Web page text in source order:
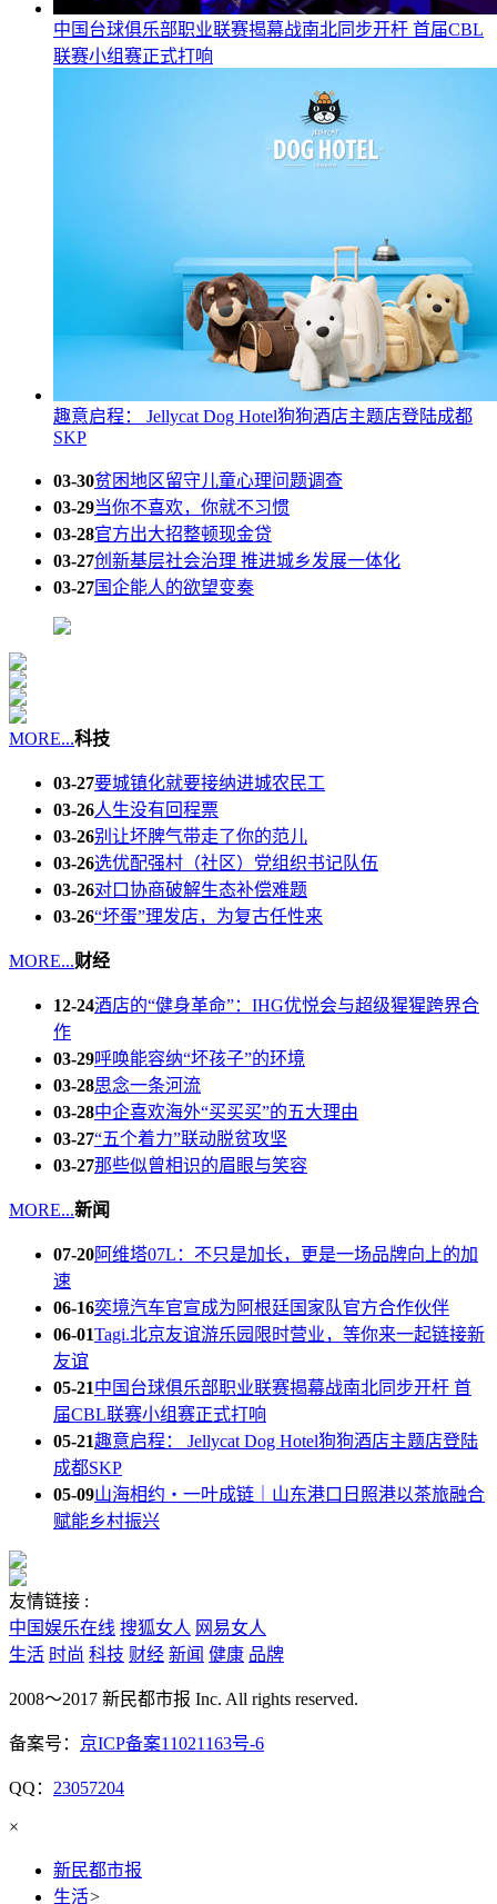
中国台球俱乐部职业联赛揭幕战南北同步开杆 首届CBL
联赛小组赛正式打响
趣意启程： Jellycat Dog Hotel狗狗酒店主题店登陆成都
SKP
03-30贫困地区留守儿童心理问题调查
03-29当你不喜欢，你就不习惯
03-28官方出大招整顿现金贷
03-27创新基层社会治理 推进城乡发展一体化
03-27国企能人的欲望变奏
MORE...科技
03-27要城镇化就要接纳进城农民工
03-26人生没有回程票
03-26别让坏脾气带走了你的范儿
03-26选优配强村（社区）党组织书记队伍
03-26对口协商破解生态补偿难题
03-26“坏蛋”理发店，为复古任性来
MORE...财经
12-24酒店的“健身革命”：IHG优悦会与超级猩猩跨界合
作
03-29呼唤能容纳“坏孩子”的环境
03-28思念一条河流
03-28中企喜欢海外“买买买”的五大理由
03-27“五个着力”联动脱贫攻坚
03-27那些似曾相识的眉眼与笑容
MORE...新闻
07-20阿维塔07L：不只是加长，更是一场品牌向上的加
速
06-16奕境汽车官宣成为阿根廷国家队官方合作伙伴
06-01Tagi.北京友谊游乐园限时营业，等你来一起链接新
友谊
05-21中国台球俱乐部职业联赛揭幕战南北同步开杆 首
届CBL联赛小组赛正式打响
05-21趣意启程： Jellycat Dog Hotel狗狗酒店主题店登陆
成都SKP
05-09山海相约・一叶成链｜山东港口日照港以茶旅融合
赋能乡村振兴
友情链接 :
中国娱乐在线 搜狐女人 网易女人
生活 时尚 科技 财经 新闻 健康 品牌
2008～2017 新民都市报 Inc. All rights reserved.
备案号： 京ICP备案11021163号-6
QQ： 23057204
×
新民都市报
生活>